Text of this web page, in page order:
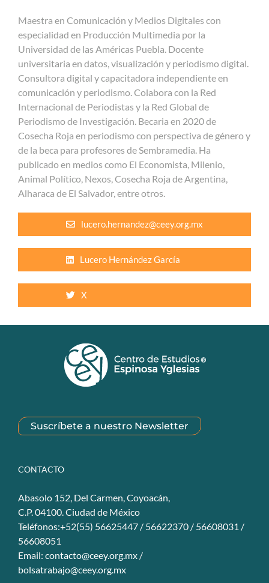
Maestra en Comunicación y Medios Digitales con
especialidad en Producción Multimedia por la
Universidad de las Américas Puebla. Docente
universitaria en datos, visualización y periodismo digital.
Consultora digital y capacitadora independiente en
comunicación y periodismo. Colabora con la Red
Internacional de Periodistas y la Red Global de
Periodismo de Investigación. Becaria en 2020 de
Cosecha Roja en periodismo con perspectiva de género y
de la beca para profesores de Sembramedia. Ha
publicado en medios como El Economista, Milenio,
Animal Político, Nexos, Cosecha Roja de Argentina,
Alharaca de El Salvador, entre otros.
lucero.hernandez@ceey.org.mx
Lucero Hernández García
X
Suscríbete a nuestro Newsletter
CONTACTO
Abasolo 152, Del Carmen, Coyoacán,
C.P. 04100. Ciudad de México
Teléfonos:+52(55) 56625447 / 56622370 / 56608031 /
56608051
Email: contacto@ceey.org.mx /
bolsatrabajo@ceey.org.mx